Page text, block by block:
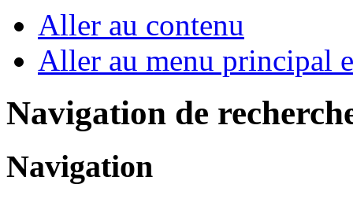
Aller au contenu
Aller au menu principal
Navigation de
Navigation